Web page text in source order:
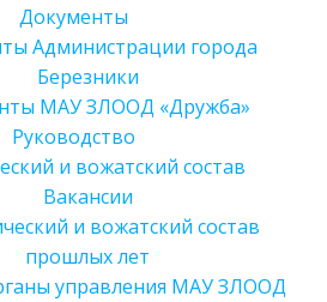
Документы
Администрации города
Березники
МАУ ЗЛООД «Дружба»
Руководство
и вожатский состав
Вакансии
и вожатский состав
прошлых лет
управления МАУ ЗЛООД